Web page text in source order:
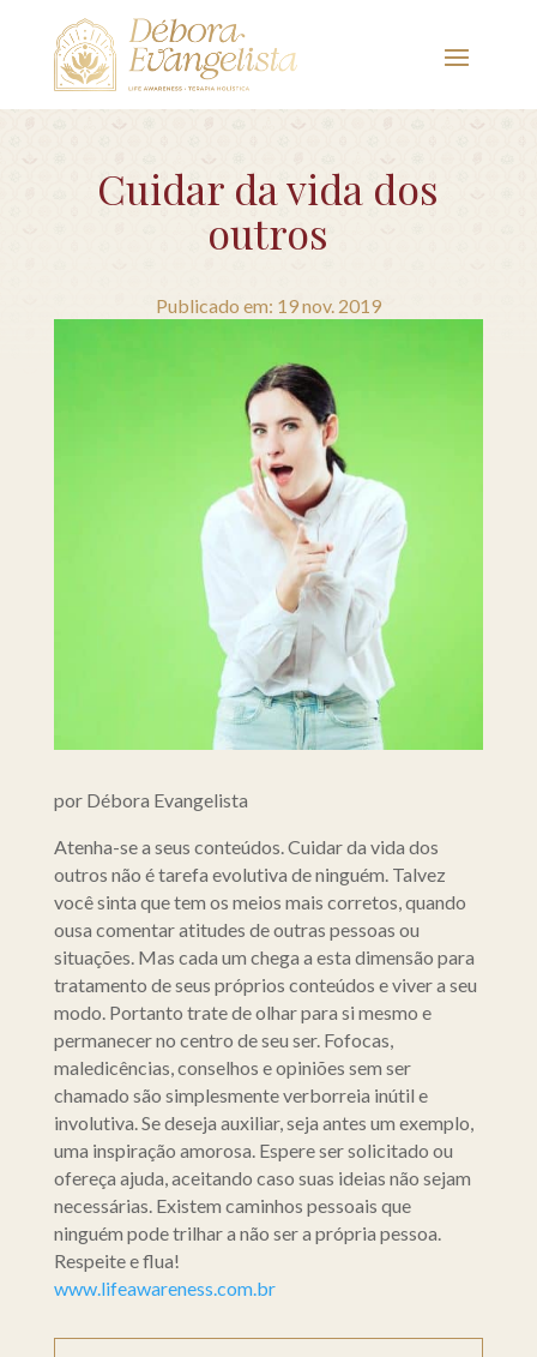
Cuidar da vida dos
outros
Publicado em: 19 nov. 2019
por Débora Evangelista
Atenha-se a seus conteúdos. Cuidar da vida dos
outros não é tarefa evolutiva de ninguém. Talvez
você sinta que tem os meios mais corretos, quando
ousa comentar atitudes de outras pessoas ou
situações. Mas cada um chega a esta dimensão para
tratamento de seus próprios conteúdos e viver a seu
modo. Portanto trate de olhar para si mesmo e
permanecer no centro de seu ser. Fofocas,
maledicências, conselhos e opiniões sem ser
chamado são simplesmente verborreia inútil e
involutiva. Se deseja auxiliar, seja antes um exemplo,
uma inspiração amorosa. Espere ser solicitado ou
ofereça ajuda, aceitando caso suas ideias não sejam
necessárias. Existem caminhos pessoais que
ninguém pode trilhar a não ser a própria pessoa.
Respeite e flua!
www.lifeawareness.com.br